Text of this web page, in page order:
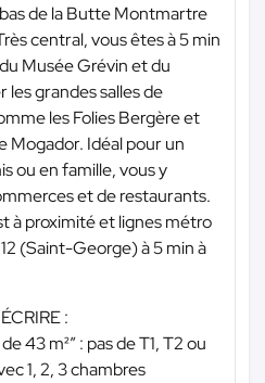
de la Butte Montmartre
central, vous êtes à 5 min
Musée Grévin et du
les grandes salles de
les Folies Bergère et
Mogador. Idéal pour un
ou en famille, vous y
et de restaurants.
à proximité et lignes métro
(Saint-George) à 5 min à
:
43 m²” : pas de T1, T2 ou
1, 2, 3 chambres